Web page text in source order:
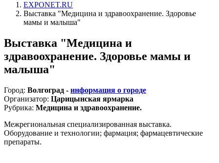
EXPONET.RU
Выставка "Медицина и здравоохранение. Здоровье
мамы и малыша"
Выставка "Медицина и
здравоохранение. Здоровье мамы и
малыша"
Город: Волгоград - информация о городе
Организатор: Царицынская ярмарка
Рубрика: Медицина и здравоохранение.
Межрегиональная специализированная выставка.
Оборудование и технологии; фармация; фармацевтические
препараты.